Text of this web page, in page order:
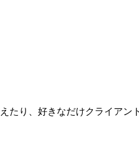
たり、好きなだけクライアン